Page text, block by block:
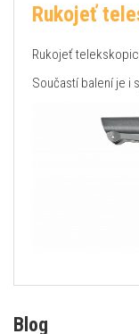
Rukojeť
Rukojeť
Součastí balení je i
Blog